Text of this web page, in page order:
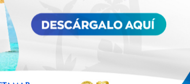
con Costamar?